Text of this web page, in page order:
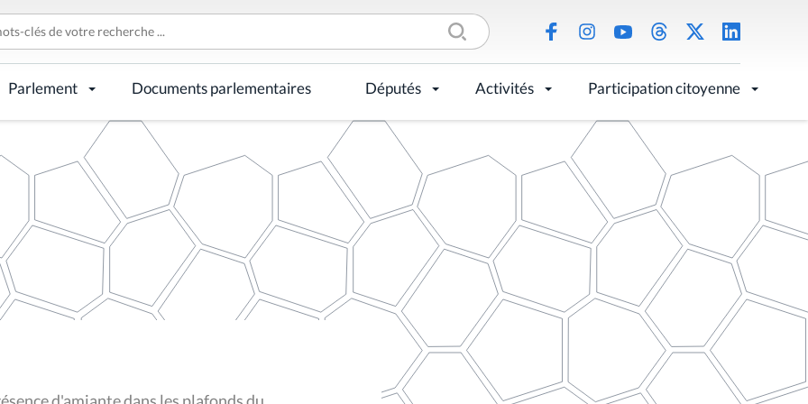
Parlement Documents parlementaires Députés Activités Participation citoyenne
d'amiante dans les plafonds du